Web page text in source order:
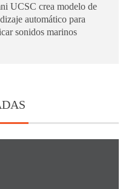
UCSC crea modelo de
automático para
sonidos marinos